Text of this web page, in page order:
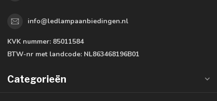
info@ledlampaanbiedingen.nl
KVK nummer: 85011584
BTW-nr met landcode: NL863468196B01
Categorieën